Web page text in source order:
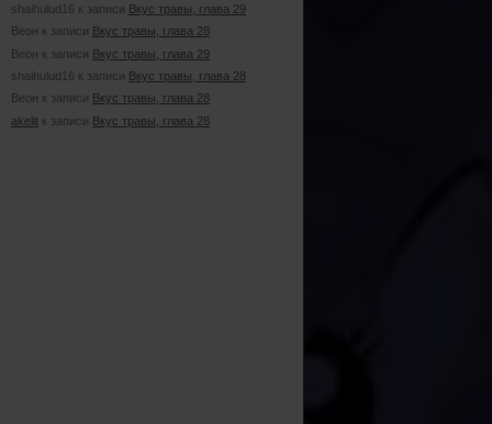
shaihulud16 к записи Вкус травы, глава 29
Веон к записи Вкус травы, глава 28
Веон к записи Вкус травы, глава 29
shaihulud16 к записи Вкус травы, глава 28
Веон к записи Вкус травы, глава 28
akelit к записи Вкус травы, глава 28